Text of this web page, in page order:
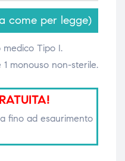
come per legge)
Tipo I.
1 monouso non-sterile.
fino ad esaurimento